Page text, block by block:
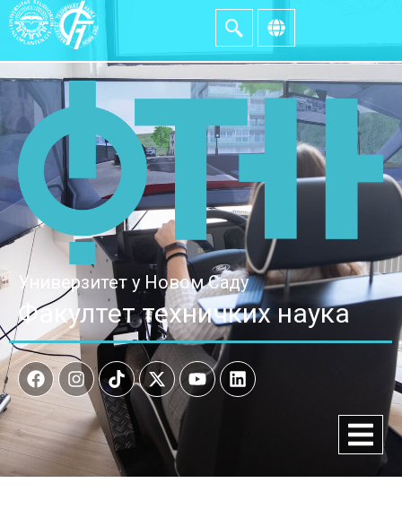
Универзитет у Новом Саду
Факултет техничких наука